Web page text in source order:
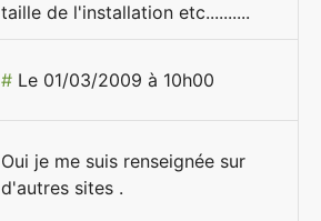
taille de l'installation etc..........
# Le 01/03/2009 à 10h00
Oui je me suis renseignée sur
d'autres sites .